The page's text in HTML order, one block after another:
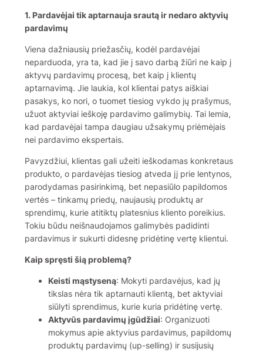
1. Pardavėjai tik aptarnauja srautą ir nedaro aktyvių
pardavimų
Viena dažniausių priežasčių, kodėl pardavėjai
neparduoda, yra ta, kad jie į savo darbą žiūri ne kaip į
aktyvų pardavimų procesą, bet kaip į klientų
aptarnavimą. Jie laukia, kol klientai patys aiškiai
pasakys, ko nori, o tuomet tiesiog vykdo jų prašymus,
užuot aktyviai ieškoję pardavimo galimybių. Tai lemia,
kad pardavėjai tampa daugiau užsakymų priėmėjais
nei pardavimo ekspertais.
Pavyzdžiui, klientas gali užeiti ieškodamas konkretaus
produkto, o pardavėjas tiesiog atveda jį prie lentynos,
parodydamas pasirinkimą, bet nepasiūlo papildomos
vertės – tinkamų priedų, naujausių produktų ar
sprendimų, kurie atitiktų platesnius kliento poreikius.
Tokiu būdu neišnaudojamos galimybės padidinti
pardavimus ir sukurti didesnę pridėtinę vertę klientui.
Kaip spręsti šią problemą?
Keisti mąstyseną: Mokyti pardavėjus, kad jų
tikslas nėra tik aptarnauti klientą, bet aktyviai
siūlyti sprendimus, kurie kuria pridėtinę vertę.
Aktyvūs pardavimų įgūdžiai: Organizuoti
mokymus apie aktyvius pardavimus, papildomų
produktų pardavimų (up-selling) ir susijusių